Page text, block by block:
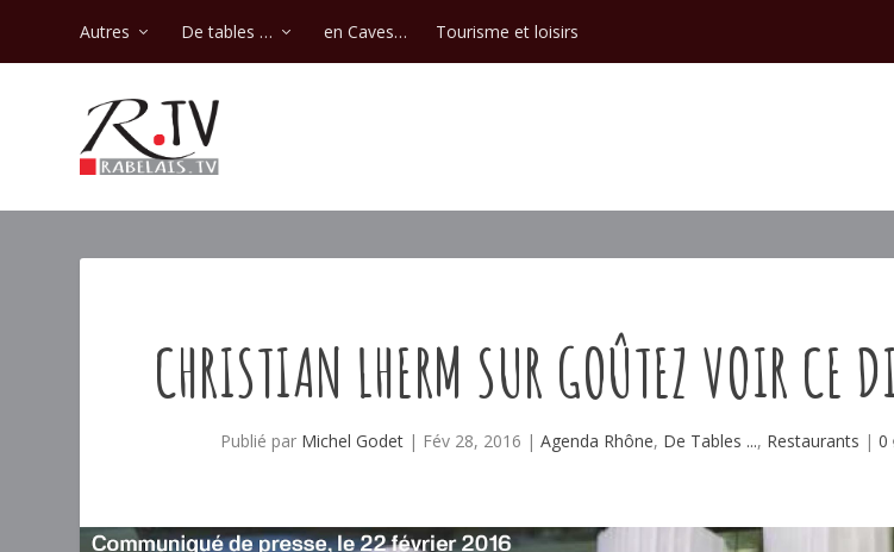
Autres De tables … en Caves… Tourisme et loisirs
CHRISTIAN LHERM SUR GOÛTEZ VOIR CE
Publié par Michel Godet | Fév 28, 2016 |Agenda Rhône, De Tables ..., Restaurants |0